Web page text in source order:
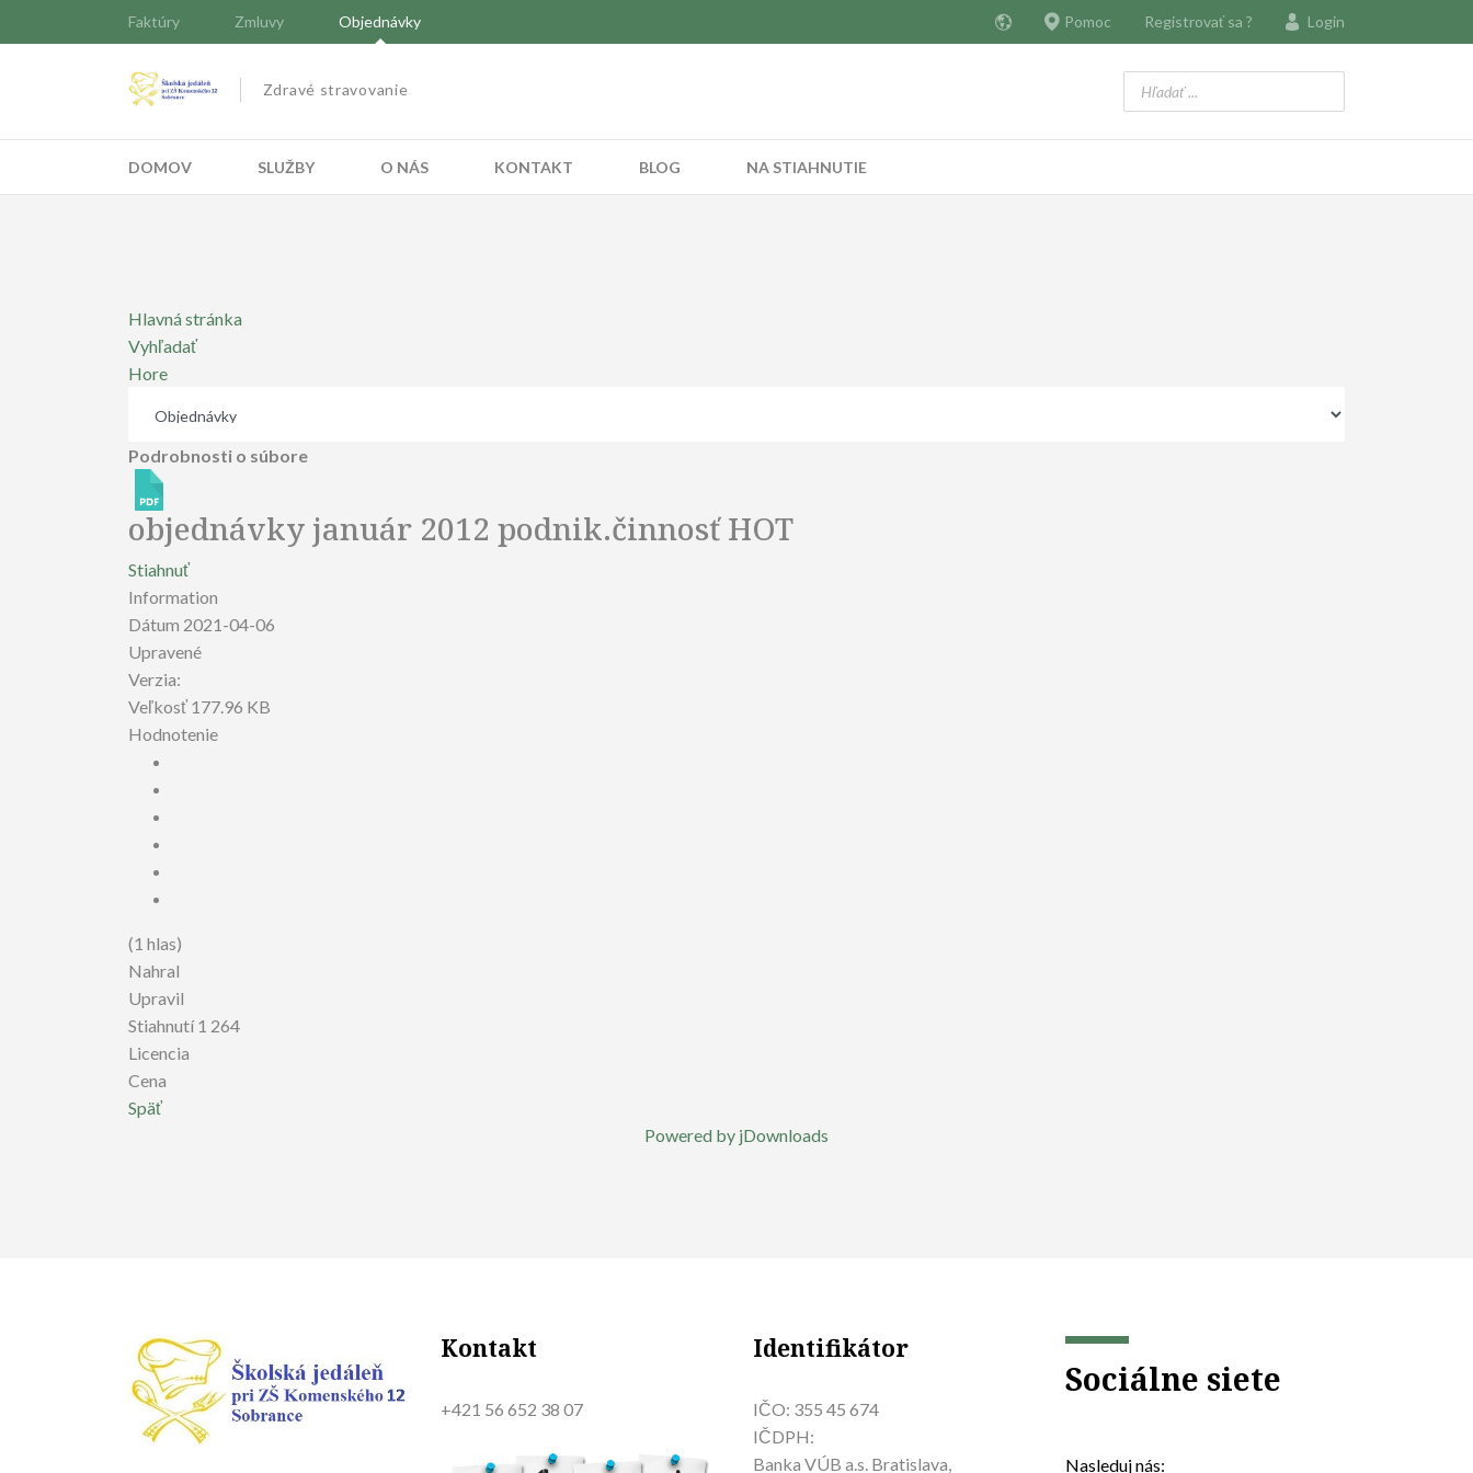
Faktúry Zmluvy Objednávky Pomoc Registrovať sa ? Login
Zdravé stravovanie
DOMOV SLUŽBY O NÁS KONTAKT BLOG NA STIAHNUTIE
Hlavná stránka
Vyhľadať
Hore
Podrobnosti o súbore
objednávky január 2012 podnik.činnosťHOT
Stiahnuť
Information
Dátum 2021-04-06
Upravené
Verzia:
Veľkosť 177.96 KB
Hodnotenie
(1 hlas)
Nahral
Upravil
Stiahnutí 1 264
Licencia
Cena
Späť
Powered by jDownloads
Kontakt
+421 56 652 38 07
Identifikátor
IČO: 355 45 674
IČDPH:
Banka VÚB a.s. Bratislava,
Sociálne siete
Nasleduj nás: